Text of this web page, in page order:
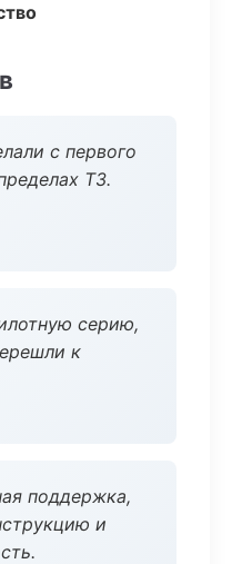
с первого
ТЗ.
серию,
к
поддержка,
и